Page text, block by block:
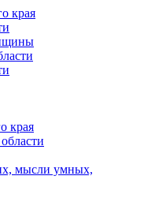
края
края
мысли умных,